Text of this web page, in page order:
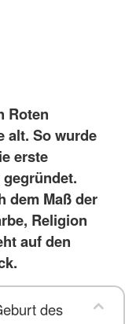
Roten
alt. So wurde
erste
dem Maß der
Religion
auf den
des